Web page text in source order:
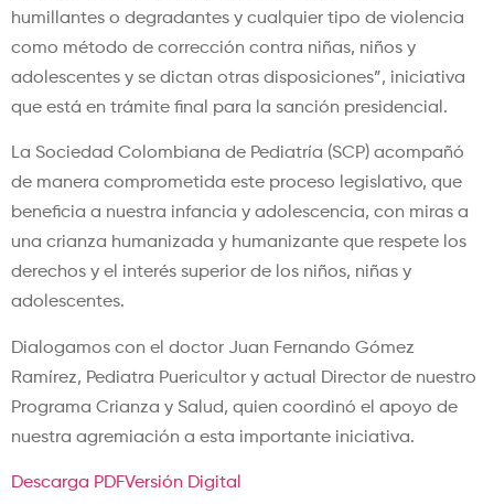
humillantes o degradantes y cualquier tipo de violencia
como método de corrección contra niñas, niños y
adolescentes y se dictan otras disposiciones”, iniciativa
que está en trámite final para la sanción presidencial.
La Sociedad Colombiana de Pediatría (SCP) acompañó
de manera comprometida este proceso legislativo, que
beneficia a nuestra infancia y adolescencia, con miras a
una crianza humanizada y humanizante que respete los
derechos y el interés superior de los niños, niñas y
adolescentes.
Dialogamos con el doctor Juan Fernando Gómez
Ramírez, Pediatra Puericultor y actual Director de nuestro
Programa Crianza y Salud, quien coordinó el apoyo de
nuestra agremiación a esta importante iniciativa.
Descarga PDFVersión Digital